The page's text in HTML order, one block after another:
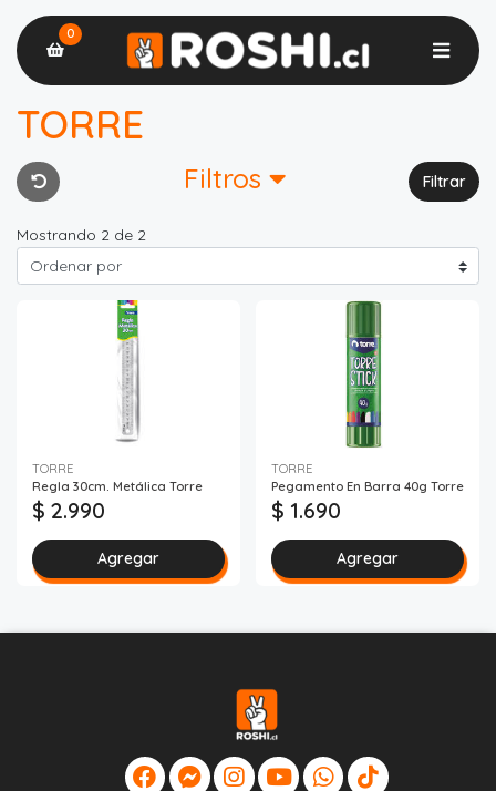
0
TORRE
Filtros Filtrar
Mostrando 2 de 2
TORRE
Regla 30cm. Metálica Torre
$ 2.990
Agregar
TORRE
Pegamento En Barra 40g Torre
$ 1.690
Agregar